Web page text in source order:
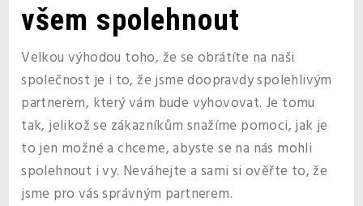
všem spolehnout
Velkou výhodou toho, že se obrátíte na naši
společnost je i to, že jsme doopravdy spolehlivým
partnerem, který vám bude vyhovovat. Je tomu
tak, jelikož se zákazníkům snažíme pomoci, jak je
to jen možné a chceme, abyste se na nás mohli
spolehnout i vy. Neváhejte a sami si ověřte to, že
jsme pro vás správným partnerem.